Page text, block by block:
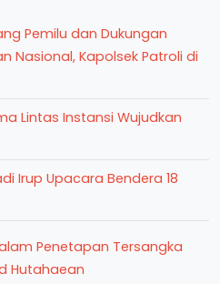
Pemilu dan Dukungan
Nasional, Kapolsek Patroli di
Lintas Instansi Wujudkan
Irup Upacara Bendera 18
Penetapan Tersangka
Hutahaean